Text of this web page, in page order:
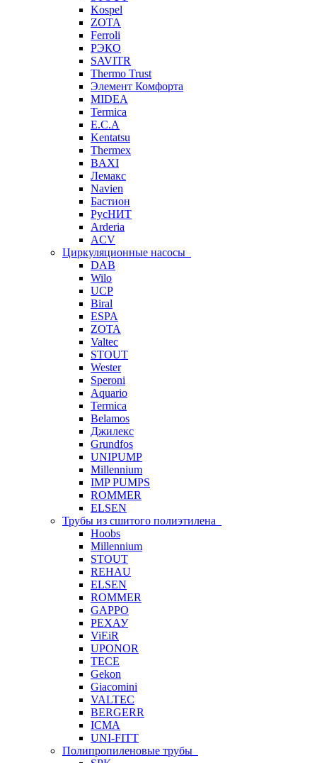
Kospel
ZOTA
Ferroli
РЭКО
SAVITR
Thermo Trust
Элемент Комфорта
MIDEA
Termica
E.C.A
Kentatsu
Thermex
BAXI
Лемакс
Navien
Бастион
РусНИТ
Arderia
ACV
Циркуляционные насосы
DAB
Wilo
UCP
Biral
ESPA
ZOTA
Valtec
STOUT
Wester
Speroni
Aquario
Termica
Belamos
Джилекс
Grundfos
UNIPUMP
Millennium
IMP PUMPS
ROMMER
ELSEN
Трубы из сшитого полиэтилена
Hoobs
Millennium
STOUT
REHAU
ELSEN
ROMMER
GAPPO
РЕХАУ
ViEiR
UPONOR
TECE
Gekon
Giacomini
VALTEC
BERGERR
ICMA
UNI-FITT
Полипропиленовые трубы